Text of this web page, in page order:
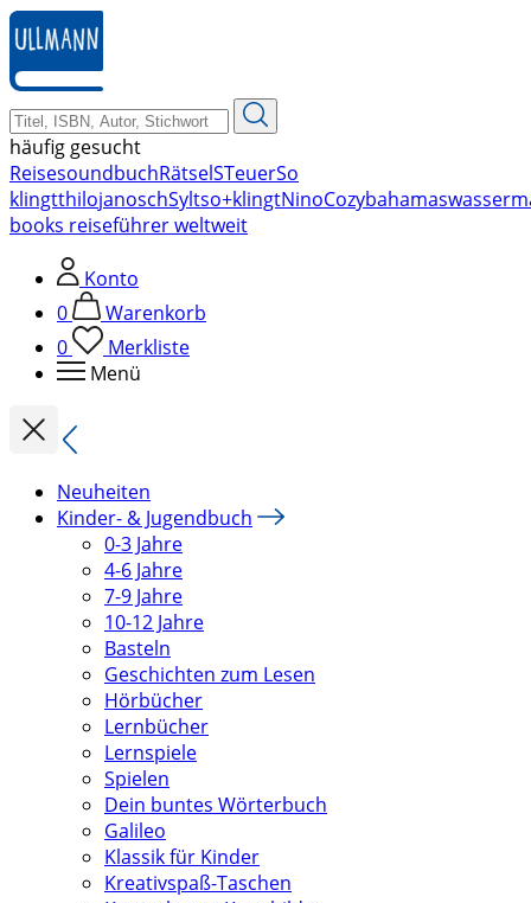
zum
Hauptinhalt
springen
häufig gesucht
ReisesoundbuchRätselSTeuerSo
klingtthilojanoschSyltso+klingtNinoCozybahamas
books reiseführer weltweit
Konto
0
Warenkorb
0
Merkliste
Menü
Neuheiten
Kinder- & Jugendbuch
0-3 Jahre
4-6 Jahre
7-9 Jahre
10-12 Jahre
Basteln
Geschichten zum Lesen
Hörbücher
Lernbücher
Lernspiele
Spielen
Dein buntes Wörterbuch
Galileo
Klassik für Kinder
Kreativspaß-Taschen